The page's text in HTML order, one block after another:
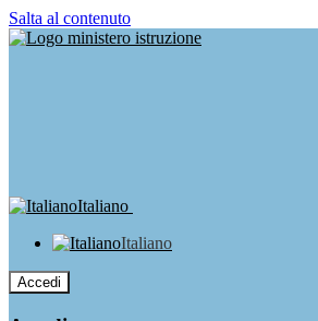
Salta al contenuto
Italiano
Italiano
Accedi